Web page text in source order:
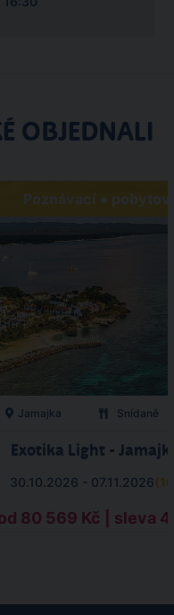
OBJEDNALI
Poznávací +
Jamajka Snídaně
Exotika Light -
30.10.2026 - 07.11.2026(10
80 569 Kč | sleva